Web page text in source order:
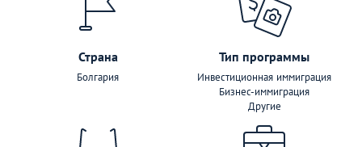
Страна
Болгария
Тип программы
Инвестиционная иммиграция
Бизнес-иммиграция
Другие